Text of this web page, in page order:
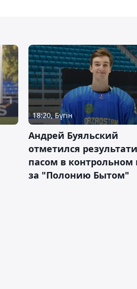
18:20, Бүгін
Андрей Буяльский
отметился
пасом в контрольном
за "Полонию Бытом"